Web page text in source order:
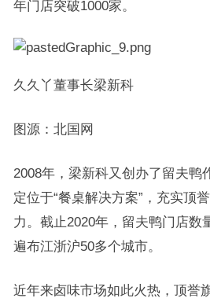
年门店突破1000家。
久久丫董事长梁新科
图源：北国网
2008年，梁新科又创办了留夫鸭
定位于“餐桌解决方案”，充实顶
力。截止2020年，留夫鸭门店数
遍布江浙沪50多个城市。
近年来卤味市场如此火热，顶誉